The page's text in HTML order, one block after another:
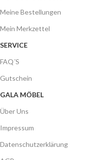
Meine Bestellungen
Mein Merkzettel
SERVICE
FAQ´S
Gutschein
GALA MÖBEL
Über Uns
Impressum
Datenschutzerklärung